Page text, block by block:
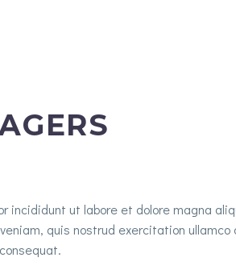
ut labore et dolore magna
quis nostrud exercitation ullamco